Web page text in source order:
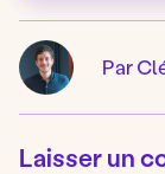
Par
Laisser un